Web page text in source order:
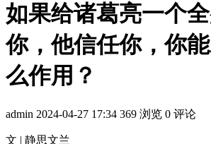
如果给诸葛亮一个
你，他信任你，你
么作用？
admin 2024-04-27 17:34 369 浏览 0 评论
文 | 静思文兰